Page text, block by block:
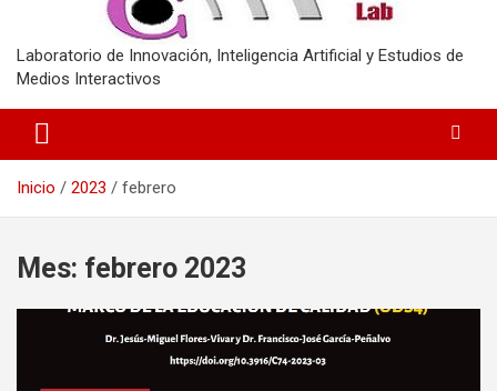
Laboratorio de Innovación, Inteligencia Artificial y Estudios de
Medios Interactivos
Inicio 2023 febrero
Mes: febrero 2023